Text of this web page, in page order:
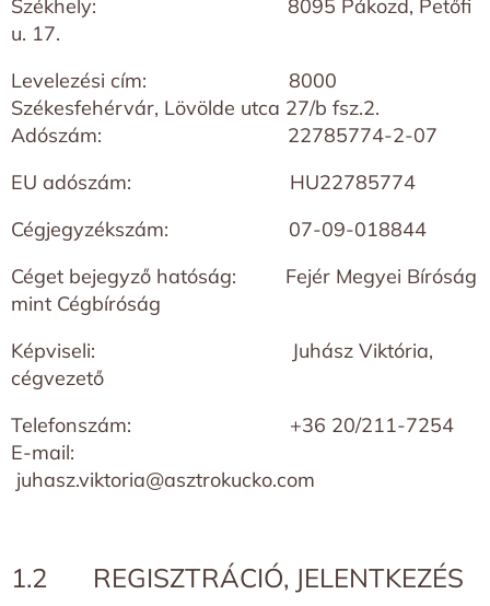
Székhely: 8095 Pákozd, Petőfi
u. 17.
Levelezési cím: 8000
Székesfehérvár, Lövölde utca 27/b fsz.2.
Adószám: 22785774-2-07
EU adószám: HU22785774
Cégjegyzékszám: 07-09-018844
Céget bejegyző hatóság: Fejér Megyei Bíróság
mint Cégbíróság
Képviseli: Juhász Viktória,
cégvezető
Telefonszám: +36 20/211-7254
E-mail:
juhasz.viktoria@asztrokucko.com
1.2 REGISZTRÁCIÓ, JELENTKEZÉS